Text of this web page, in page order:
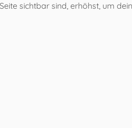
sichtbar sind, erhöhst, um